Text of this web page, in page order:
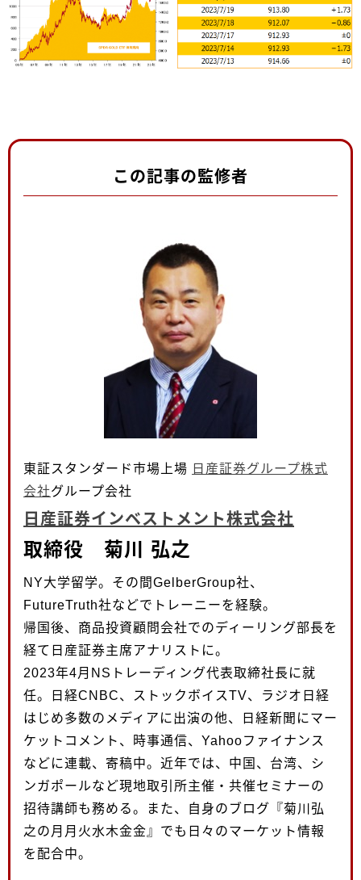
この記事の監修者
東証スタンダード市場上場 日産証券グループ株式
会社グループ会社
日産証券インベストメント株式会社
取締役 菊川 弘之
NY大学留学。その間GelberGroup社、
FutureTruth社などでトレーニーを経験。
帰国後、商品投資顧問会社でのディーリング部長を
経て日産証券主席アナリストに。
2023年4月NSトレーディング代表取締社長に就
任。日経CNBC、ストックボイスTV、ラジオ日経
はじめ多数のメディアに出演の他、日経新聞にマー
ケットコメント、時事通信、Yahooファイナンス
などに連載、寄稿中。近年では、中国、台湾、シ
ンガポールなど現地取引所主催・共催セミナーの
招待講師も務める。また、自身のブログ『菊川弘
之の月月火水木金金』でも日々のマーケット情報
を配合中。